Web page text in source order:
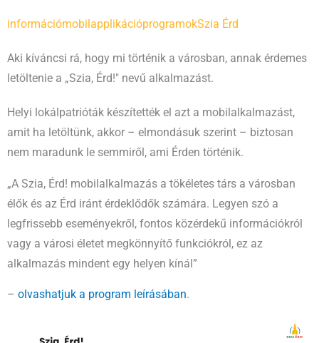
információmobilapplikációprogramokSzia Érd
Aki kíváncsi rá, hogy mi történik a városban, annak érdemes
letöltenie a „Szia, Érd!" nevű alkalmazást.
Helyi lokálpatrióták készítették el azt a mobilalkalmazást,
amit ha letöltünk, akkor – elmondásuk szerint – biztosan
nem maradunk le semmiről, ami Érden történik.
„A Szia, Érd! mobilalkalmazás a tökéletes társ a városban
élők és az Érd iránt érdeklődők számára. Legyen szó a
legfrissebb eseményekről, fontos közérdekű információkról
vagy a városi életet megkönnyítő funkciókról, ez az
alkalmazás mindent egy helyen kínál”
– olvashatjuk a program leírásában.